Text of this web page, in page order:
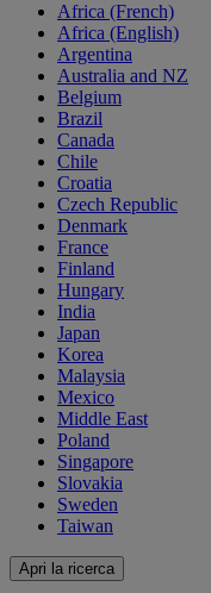
Africa (French)
Africa (English)
Argentina
Australia and NZ
Belgium
Brazil
Canada
Chile
Croatia
Czech Republic
Denmark
France
Finland
Hungary
India
Japan
Korea
Malaysia
Mexico
Middle East
Poland
Singapore
Slovakia
Sweden
Taiwan
Apri la ricerca